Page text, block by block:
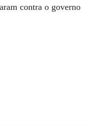
contra o governo